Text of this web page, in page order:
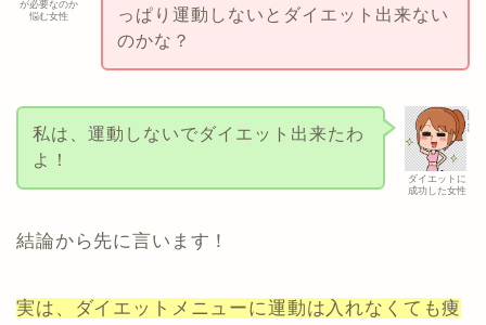
が必要なのか
悩む女性
っぱり運動しないとダイエット出来ない
のかな？
ダイエットに
成功した女性
私は、運動しないでダイエット出来たわ
よ！
結論から先に言います！
実は、ダイエットメニューに運動は入れなくても痩